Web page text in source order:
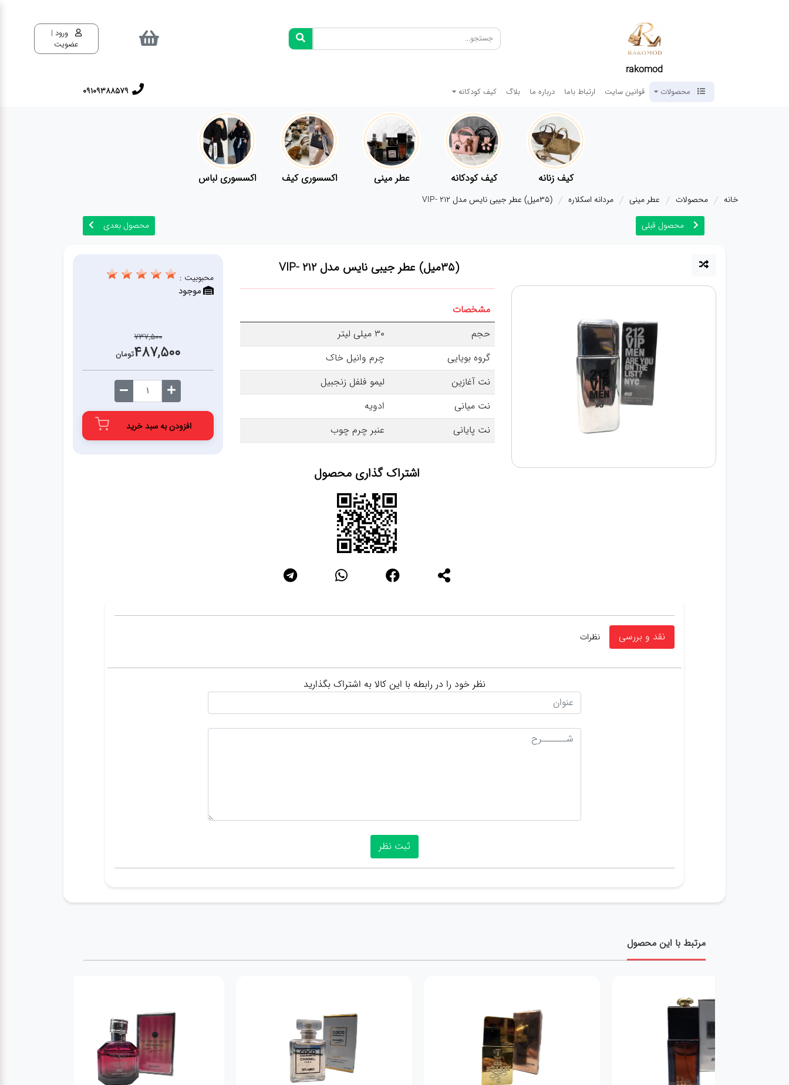
rakomod
ورود |
عضویت
محصولات قوانین سایت ارتباط باما درباره ما بلاگ کیف کودکانه 09109388579
کیف زنانه کیف کودکانه عطر مینی اکسسوری کیف اکسسوری لباس
خانه محصولات عطر مینی مردانه اسکلاره
(35میل) عطر جیبی نایس مدل 212 -VIP
محصول قبلی
محصول بعدی
(35میل) عطر جیبی نایس مدل 212 -VIP
مشخصات
حجم
30 میلی لیتر
گروه بویایی
چرم وانیل خاک
نت آغازین
لیمو فلفل زنجبیل
نت میانی
ادویه
نت پایانی
عنبر چرم چوب
اشتراک گذاری محصول
محبوبیت :
موجود
737,500
487,500تومان
افزودن به سبد خرید
نقد و بررسی نظرات
نظر خود را در رابطه با این کالا به اشتراک بگذارید
مرتبط با این محصول